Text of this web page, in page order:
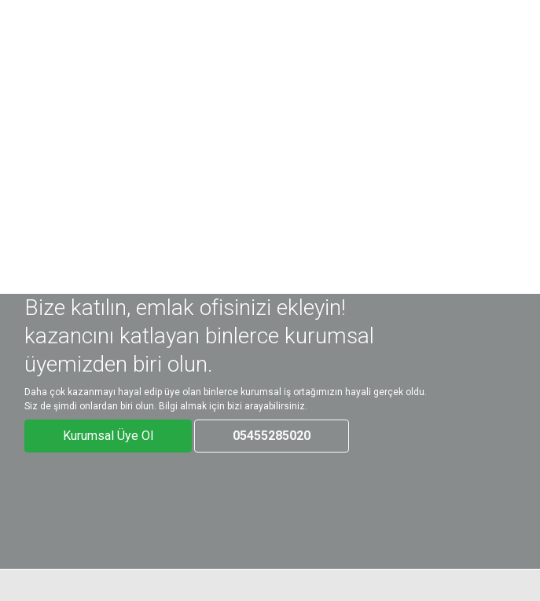
Bize katılın, emlak ofisinizi ekleyin!
kazancını katlayan binlerce kurumsal
üyemizden biri olun.
Daha çok kazanmayı hayal edip üye olan binlerce kurumsal iş ortağımızın hayali gerçek oldu.
Siz de şimdi onlardan biri olun. Bilgi almak için bizi arayabilirsiniz.
Kurumsal Üye Ol 05455285020